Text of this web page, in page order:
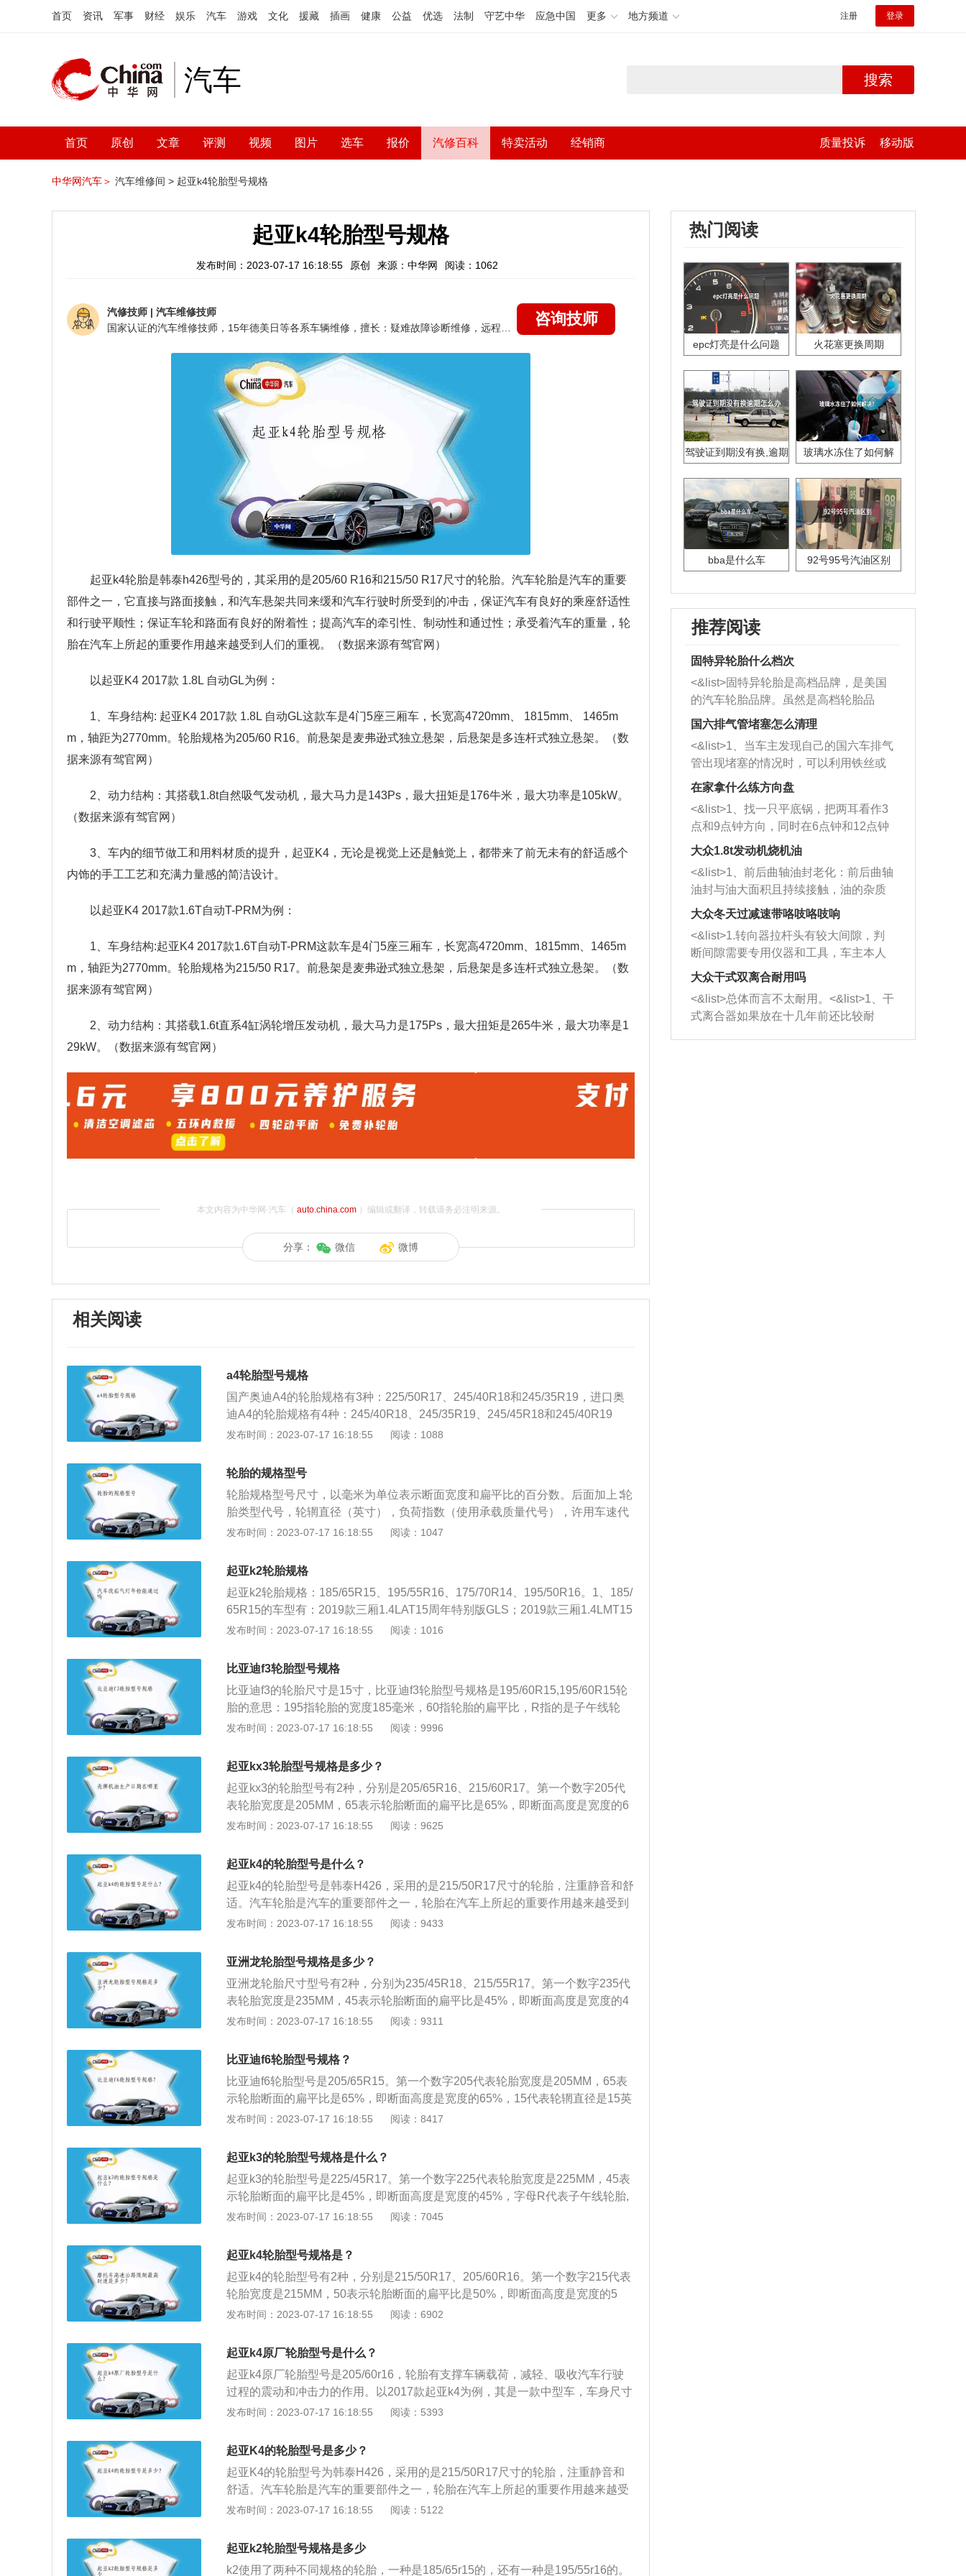
首页 资讯 军事 财经 娱乐 汽车 游戏 文化 援藏 插画 健康 公益 优选 法制 守艺中华 应急中国 更多 地方频道 注册 登录
汽车 搜索
首页 原创 文章 评测 视频 图片 选车 报价 汽修百科 特卖活动 经销商 质量投诉 移动版
中华网汽车＞ 汽车维修间 > 起亚k4轮胎型号规格
起亚k4轮胎型号规格
发布时间：2023-07-17 16:18:55 原创 来源：中华网 阅读：1062
汽修技师 | 汽车维修技师
咨询技师
起亚k4轮胎是韩泰h426型号的，其采用的是205/60 R16和215/50 R17尺寸的轮胎。汽车轮胎是汽车的重要
部件之一，它直接与路面接触，和汽车悬架共同来缓和汽车行驶时所受到的冲击，保证汽车有良好的乘座舒适性
和行驶平顺性；保证车轮和路面有良好的附着性；提高汽车的牵引性、制动性和通过性；承受着汽车的重量，轮
胎在汽车上所起的重要作用越来越受到人们的重视。（数据来源有驾官网）
以起亚K4 2017款 1.8L 自动GL为例：
1、车身结构: 起亚K4 2017款 1.8L 自动GL这款车是4门5座三厢车，长宽高4720mm、 1815mm、 1465m
m，轴距为2770mm。轮胎规格为205/60 R16。前悬架是麦弗逊式独立悬架，后悬架是多连杆式独立悬架。（数
据来源有驾官网）
2、动力结构：其搭载1.8t自然吸气发动机，最大马力是143Ps，最大扭矩是176牛米，最大功率是105kW。
（数据来源有驾官网）
3、车内的细节做工和用料材质的提升，起亚K4，无论是视觉上还是触觉上，都带来了前无未有的舒适感个
内饰的手工工艺和充满力量感的简洁设计。
以起亚K4 2017款1.6T自动T-PRM为例：
1、车身结构:起亚K4 2017款1.6T自动T-PRM这款车是4门5座三厢车，长宽高4720mm、1815mm、1465m
m，轴距为2770mm。轮胎规格为215/50 R17。前悬架是麦弗逊式独立悬架，后悬架是多连杆式独立悬架。（数
据来源有驾官网）
2、动力结构：其搭载1.6t直系4缸涡轮增压发动机，最大马力是175Ps，最大扭矩是265牛米，最大功率是1
29kW。（数据来源有驾官网）
本文内容为中华网·汽车（ auto.china.com）编辑或翻译，转载请务必注明来源。
分享： 微信 微博
相关阅读
a4轮胎型号规格
国产奥迪A4的轮胎规格有3种：225/50R17、245/40R18和245/35R19，进口奥
迪A4的轮胎规格有4种：245/40R18、245/35R19、245/45R18和245/40R19
（信息来源于有驾官网）。国产奥迪A4225/50R17的车型有：2022款35TFSI时
款40TFSI时尚致雅型；2023款40TFSI豪华动感型；2023款40TFSI豪华动感型星
夜版；2022款40TFSI时尚动感型；2022款40TFSI时尚致雅型；2022款40TFSI
豪华动感型；2022款40TFSI豪华致雅型；2021款40TFSI进享人生版。国产奥迪
A4245/35R19的车型有：2023款40TFSIquattro豪华动感型；2023款45TFSIquat
tro臻选动感型；2022款40TFSIquattroRS套件燃速型；2022款45TFSIquattro臻
2023款Avant40TFSI豪华动感型；2022款Avant40TFSI时尚致雅型；2022款Ava
nt40TFSI时尚动感型；2022款Avant40TFSI豪华动感型；2021款Avant先锋派40
TFSI时尚致雅型；2021款Avant先锋派40TFSI时尚动感型；2021款Avant40TFSI
索家。进口奥迪A4245/35R19的车型有：2023款Avant大探险家版。进口奥迪A4
oadquattro冰雪运动版。进口奥迪A4245/40R19的车型有：2023款allroadquattro
大探险家版；2021款allroadquattro探索家觅境版。以225/50R17为例：第一个数
字225代表轮胎宽度是225MM，50表示轮胎断面的扁平比是50%，即断面高度是
宽度的50%，字母R代表子午线轮胎，17代表轮辋直径是17英寸。
发布时间：2023-07-17 16:18:55 阅读：1088
轮胎的规格型号
轮胎规格型号尺寸，以毫米为单位表示断面宽度和扁平比的百分数。后面加上∶轮
胎类型代号，轮辋直径（英寸），负荷指数（使用承载质量代号），许用车速代
号。假设轮胎的规格为195/65R1591V，那么这个数字就是具体阐述轮胎的具体
午胎17：17英寸102：最大载重指数，代表单轮胎最大载重为850公斤V：最高车
速指数，代表此轮胎最高车速为240公里/小时。2、轮胎规格二：Treadwear42
0：耐磨指数420，标准轮胎的耐磨指数为100，也就意味着这条马牌轮胎UC6SU
V的耐磨指数是标准轮胎的4.2倍。TrectionA：牵引力指数A，牵引力指数总共分
为AA、A、B、C四个等级。TemperatureA：耐高温指数A，耐高温指数总共分为
号。18：2018年生产。17：2018年第17个周。tips：就跟我们买食品，买饮料或
者买电子产品一样，产品的生产日期需要着重注意，因为轮胎是橡胶制品，自然
老化在所难民，老化之后轮胎的各项指标必然都有所下滑，所以买轮胎时一定注
+1层尼龙Sidewall（胎壁）：2层聚酯纤维5、轮胎规格五：MaxPress350kPa：
气压值也是我们要特别注意的，有能力的车友可以自己加装四个（一个轮胎一
个）胎压监测仪。目前市场上新推出的车型，只要配置稍微高一些的都会原厂配
有胎压监测，而老一些的车就没有了，胎压过高或过低都会影响到行车安全，如
果做不到开车前检查四轮的胎压，那还是把它交给机器吧。
发布时间：2023-07-17 16:18:55 阅读：1047
起亚k2轮胎规格
起亚k2轮胎规格：185/65R15、195/55R16、175/70R14、195/50R16。1、185/
65R15的车型有：2019款三厢1.4LAT15周年特别版GLS；2019款三厢1.4LMT15
周年特别版GLS；2019款三厢1.4LMTGL。2、195/55R16的车型有：2019款三
S。3、175/70R14的车型有：2015款两厢1.4LATGLS炫酷版；2015款三厢1.4LA
TTOP；2015款两厢1.4LATGLS。4、195/50R16的车型有：2015款三厢1.4LAT
Premium；2015款三厢1.6LATPremium；2015款两厢1.6LATPremium。轮胎的
规格尺寸可以在轮胎侧面看到。轮胎规格介绍：例如185/65R15，这代表轮胎的
宽度为185毫米，扁平比为65，r代表子午线轮胎，15表示可以安装在15英寸的轮
度，影响安全性、操纵性和舒适性，所以一定要合标准，气压过高过低都不好。
（1）过低：胎侧内层受到极大的压缩力，外层受到相当大的伸张力，滚动时伸
屈变形增大，帘线材料产生过度伸屈变形，致使轮胎温度上升，帘线疲劳、脱
高，帘线受到过度伸张，胎体变形，以及轮胎与路面接触面积减少，造成中部胎
理轮胎花纹中的异物轮胎花纹中的小石子要及时挖去，以免嵌入轮胎，造成漏
气。3、勤查胎温要保持中速行驶，保持胎温正常，胎温剧增，气压也随之上
升，所以夏季行车要特别注意胎温，否则轮胎容易发生爆破。
发布时间：2023-07-17 16:18:55 阅读：1016
比亚迪f3轮胎型号规格
比亚迪f3的轮胎尺寸是15寸，比亚迪f3轮胎型号规格是195/60R15,195/60R15轮
胎的意思：195指轮胎的宽度185毫米，60指轮胎的扁平比，R指的是子午线轮
胎，表示轮辋直径为15寸。比亚迪F3的设计理念是借鉴了日、韩系汽车发展的成
的机器占有空间最小）。贯穿f3设计始终。比亚迪车标含义比亚迪新标志将不再
沿用原有的蓝白相间色，图案改为椭圆形状，并加入了光影元素。从字体的排
列、图形的颜色都发生了巨大变化，突出了比亚迪汽车的创新、科技和企业文化
精髓，令比亚迪品牌注入了新的内涵和活力。通过这次换标，比亚迪汽车将围绕
打造国际品牌这个目标，全面促进企业产、科、研、销各个层面国际品牌意识的
亚迪F3是比亚迪汽车下线的一款a+级乘用车，于2005年4月16日正式下线。同年
9月22日在山东济南召开了上市发布会，并一同公布了前期上市的四个车款。
发布时间：2023-07-17 16:18:55 阅读：9996
起亚kx3轮胎型号规格是多少？
起亚kx3的轮胎型号有2种，分别是205/65R16、215/60R17。第一个数字205代
表轮胎宽度是205MM，65表示轮胎断面的扁平比是65%，即断面高度是宽度的6
5%，字母R代表子午线轮胎,16代表轮辋直径是16英寸。起亚kx3最高车速172km/
汉语拼音表示，如M-棉帘布，R-人造丝帘布，N-尼龙帘布，G-钢丝帘布，ZG-钢
丝子午线帘布轮胎。速度等级：表明轮胎在规定条件下承载规定负荷的最高速
度。字母A至Z代表轮胎从4.8km/h到300km/h的认证速度等级。常用的速度等级
有：Q：160km/h；H：210km/h；V：240km/h；W：270km/h；Y：300km/h；
轮辋规格：表示与轮胎相配用的轮辋规格。便于实际使用，如标准轮辋5.00F。
发布时间：2023-07-17 16:18:55 阅读：9625
起亚k4的轮胎型号是什么？
起亚k4的轮胎型号是韩泰H426，采用的是215/50R17尺寸的轮胎，注重静音和舒
适。汽车轮胎是汽车的重要部件之一，轮胎在汽车上所起的重要作用越来越受到
重视。起亚k4是东风悦达起亚的一款中级车型，该车的长宽高分别为4720mm、1
族前脸，大尺寸进气格栅采用横竖交错的窗格式镀铬条装饰，并与保险杆采用一
体式设计，营造出沉稳大气的前脸造型，此外这款车还提供了蜂窝式前进气格
栅，更加突出运动氛围。
发布时间：2023-07-17 16:18:55 阅读：9433
亚洲龙轮胎型号规格是多少？
亚洲龙轮胎尺寸型号有2种，分别为235/45R18、215/55R17。第一个数字235代
表轮胎宽度是235MM，45表示轮胎断面的扁平比是45%，即断面高度是宽度的4
5%，字母R代表子午线轮胎,18代表轮辋直径是18英寸。亚洲龙百公里油耗6.2
如M-棉帘布，R-人造丝帘布，N-尼龙帘布，G-钢丝帘布，ZG-钢丝子午线帘布轮
胎。速度等级：表明轮胎在规定条件下承载规定负荷的最高速度。字母A至Z代表
轮胎从4.8km/h到300km/h的认证速度等级。常用的速度等级有：Q：160km/h；
H：210km/h；V：240km/h；W：270km/h；Y：300km/h；轮辋规格：表示与轮
胎相配用的轮辋规格。便于实际使用，如标准轮辋5.00F。
发布时间：2023-07-17 16:18:55 阅读：9311
比亚迪f6轮胎型号规格？
比亚迪f6轮胎型号是205/65R15。第一个数字205代表轮胎宽度是205MM，65表
示轮胎断面的扁平比是65%，即断面高度是宽度的65%，15代表轮辋直径是15英
寸。中间的字母或符号有特殊含义：“X”表示高压胎；“R”、“Z”表示子午
号，轮胎上还标有以下常用数据：胎体帘线材料：以汉语拼音表示，如M-棉帘
布，R-人造丝帘布，N-尼龙帘布，G-钢丝帘布，ZG-钢丝子午线帘布轮胎。速度
等级：表明轮胎在规定条件下承载规定负荷的最高速度。字母A至Z代表轮胎从4.
8km/h到300km/h的认证速度等级。常用的速度等级有：Q：160km/h；H：210k
m/h；V：240km/h；W：270km/h；Y：300km/h；轮辋规格：表示与轮胎相配用
发布时间：2023-07-17 16:18:55 阅读：8417
起亚k3的轮胎型号规格是什么？
起亚k3的轮胎型号是225/45R17。第一个数字225代表轮胎宽度是225MM，45表
示轮胎断面的扁平比是45%，即断面高度是宽度的45%，字母R代表子午线轮胎,
17代表轮辋直径是17英寸。起亚k3最高车速200km/h，百公里油耗5.3L。除了型
布，R-人造丝帘布，N-尼龙帘布，G-钢丝帘布，ZG-钢丝子午线帘布轮胎。速度
等级：表明轮胎在规定条件下承载规定负荷的最高速度。字母A至Z代表轮胎从4.
8km/h到300km/h的认证速度等级。常用的速度等级有：Q：160km/h；H：210k
m/h；V：240km/h；W：270km/h；Y：300km/h；轮辋规格：表示与轮胎相配用
的轮辋规格。便于实际使用，如“标准轮辋5.00F”。
发布时间：2023-07-17 16:18:55 阅读：7045
起亚k4轮胎型号规格是？
起亚k4的轮胎型号有2种，分别是215/50R17、205/60R16。第一个数字215代表
轮胎宽度是215MM，50表示轮胎断面的扁平比是50%，即断面高度是宽度的5
0%，字母R代表子午线轮胎,17代表轮辋直径是17英寸。起亚k4百公里油耗6.6
如M-棉帘布，R-人造丝帘布，N-尼龙帘布，G-钢丝帘布，ZG-钢丝子午线帘布轮
胎。速度等级：表明轮胎在规定条件下承载规定负荷的最高速度。字母A至Z代表
轮胎从4.8km/h到300km/h的认证速度等级。常用的速度等级有：Q：160km/h；
H：210km/h；V：240km/h；W：270km/h；Y：300km/h；轮辋规格：表示与轮
胎相配用的轮辋规格。便于实际使用，如“标准轮辋5.00F”。
发布时间：2023-07-17 16:18:55 阅读：6902
起亚k4原厂轮胎型号是什么？
起亚k4原厂轮胎型号是205/60r16，轮胎有支撑车辆载荷，减轻、吸收汽车行驶
过程的震动和冲击力的作用。以2017款起亚k4为例，其是一款中型车，车身尺寸
是：长4720mm、宽1815mm、高1465mm，轴距为2770mm。2017款起亚k4前
增压发动机，最大马力是175ps，最大扭矩是265nm，最大功率是129kw。
发布时间：2023-07-17 16:18:55 阅读：5393
起亚K4的轮胎型号是多少？
起亚K4的轮胎型号为韩泰H426，采用的是215/50R17尺寸的轮胎，注重静音和
舒适。汽车轮胎是汽车的重要部件之一，轮胎在汽车上所起的重要作用越来越受
到重视。起亚K4是东风悦达起亚的一款中级车型，基于名图平台打造，外观动感
和1.6T涡轮增压三款排量车型，根据配置不同分为9款车型。
发布时间：2023-07-17 16:18:55 阅读：5122
起亚k2轮胎型号规格是多少
k2使用了两种不同规格的轮胎，一种是185/65r15的，还有一种是195/55r16的。
热门阅读
epc灯亮是什么问题 火花塞更换周期
驾驶证到期没有换,逾期
玻璃水冻住了如何解
bba是什么车 92号95号汽油区别
推荐阅读
固特异轮胎什么档次
<&list>固特异轮胎是高档品牌，是美国
的汽车轮胎品牌。虽然是高档轮胎品
牌，但是中高低端的轮胎都有生产，这
也是为了更好的开拓市场。
国六排气管堵塞怎么清理
<&list>1、当车主发现自己的国六车排气
管出现堵塞的情况时，可以利用铁丝或
者是细棍，直接将杂物给取出来，如果
堵塞情况比较严重，也可以采取应急措
施。 <&list>2、直接利用木棍将所有的
杂物推到排气管里面的位置处，然后将
三元催化器拆解开，就可以将堵塞的东
西取出来。但如果是因为积碳过多引起
的堵塞，就需要将三元催化器泡在草酸
洗剂对堵塞的情况得到解决，将清洗剂
放在燃油箱中，与燃油混合后，车辆启
动时，就可以和汽油一起进入到燃烧
室，最后形成废气排出，就可以让三元
催化器得到清洗，排气管堵塞的情况就
能够得到解决。
在家拿什么练方向盘
<&list>1、找一只平底锅，把两耳看作3
点和9点钟方向，同时在6点钟和12点钟
方向做一个标记。 <&list>2、双手握住
一圈半的练习，往右同样也要打相同的
圈数。 <&list>3、最后强调要反复练
习，这样就可以形成肌肉记忆，在真实
驾驶车辆时，不需要记忆也能打好方
向。
大众1.8t发动机烧机油
<&list>1、前后曲轴油封老化：前后曲轴
油封与油大面积且持续接触，油的杂质
和发动机内持续温度变化使其密封效果
逐渐减弱，导致渗油或漏油。<&list>2、
活塞间隙过大：积碳会使活塞环与缸体
的间隙扩大，导致机油流入燃烧室中，
造成烧机油。<&list>3、机油粘度。使用
机油粘度过小的话，同样会有烧机油现
象，机油粘度过小具有很好的流动性，
大众冬天过减速带咯吱咯吱响
<&list>1.转向器拉杆头有较大间隙，判
断间隙需要专用仪器和工具，车主本人
无法制作，需要将车辆送到修理厂或4s
店；<&list>2.车辆半轴套管防尘罩破
裂，破裂后会出现漏油现象，使半轴磨
损严重，磨损的半轴容易损坏，产生异
响；<&list>3.稳定器的转向胶套和球头
大众干式双离合耐用吗
<&list>总体而言不太耐用。<&list>1、干
式离合器如果放在十几年前还比较耐